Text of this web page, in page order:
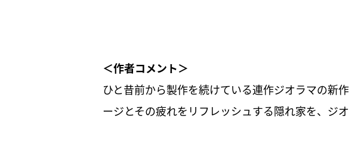
＜作者コメント＞
ひと昔前から製作を続けている連作ジオラマの新
ージとその疲れをリフレッシュする隠れ家を、ジオ